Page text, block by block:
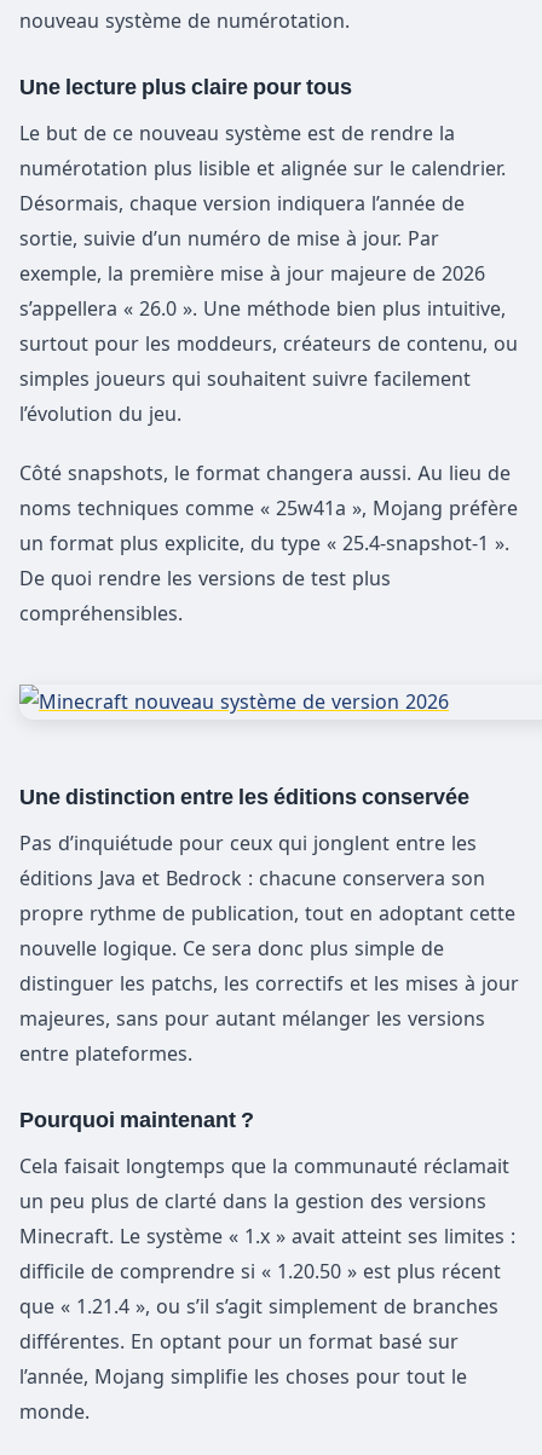
nouveau système de numérotation.
Une lecture plus claire pour tous
Le but de ce nouveau système est de rendre la
numérotation plus lisible et alignée sur le calendrier.
Désormais, chaque version indiquera l’année de
sortie, suivie d’un numéro de mise à jour. Par
exemple, la première mise à jour majeure de 2026
s’appellera « 26.0 ». Une méthode bien plus intuitive,
surtout pour les moddeurs, créateurs de contenu, ou
simples joueurs qui souhaitent suivre facilement
l’évolution du jeu.
Côté snapshots, le format changera aussi. Au lieu de
noms techniques comme « 25w41a », Mojang préfère
un format plus explicite, du type « 25.4-snapshot-1 ».
De quoi rendre les versions de test plus
compréhensibles.
Une distinction entre les éditions conservée
Pas d’inquiétude pour ceux qui jonglent entre les
éditions Java et Bedrock : chacune conservera son
propre rythme de publication, tout en adoptant cette
nouvelle logique. Ce sera donc plus simple de
distinguer les patchs, les correctifs et les mises à jour
majeures, sans pour autant mélanger les versions
entre plateformes.
Pourquoi maintenant ?
Cela faisait longtemps que la communauté réclamait
un peu plus de clarté dans la gestion des versions
Minecraft. Le système « 1.x » avait atteint ses limites :
difficile de comprendre si « 1.20.50 » est plus récent
que « 1.21.4 », ou s’il s’agit simplement de branches
différentes. En optant pour un format basé sur
l’année, Mojang simplifie les choses pour tout le
monde.